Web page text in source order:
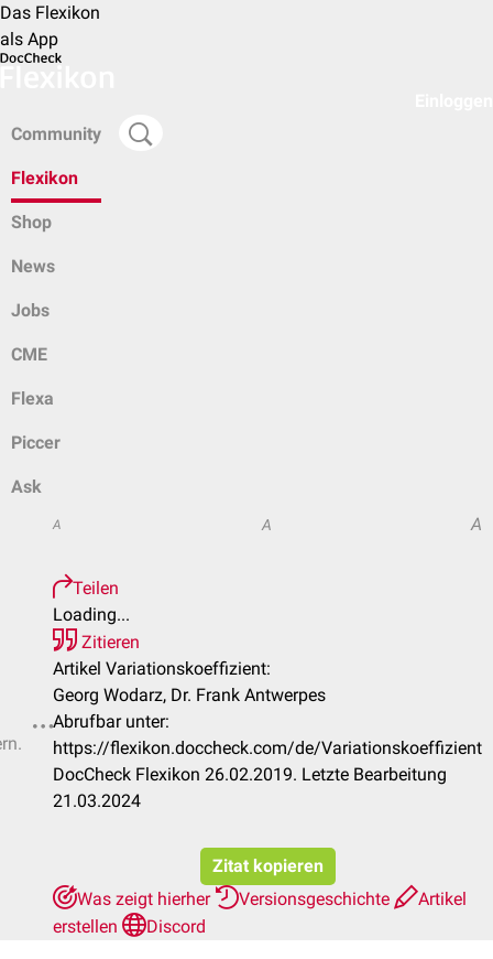
Das Flexikon
als App
Community
Flexikon
Shop
News
Jobs
CME
Flexa
Piccer
Ask
A A A
Teilen
Loading...
Zitieren
Artikel Variationskoeffizient:
Georg Wodarz, Dr. Frank Antwerpes
Abrufbar unter:
https://flexikon.doccheck.com/de/Variationskoeffizient
DocCheck Flexikon 26.02.2019. Letzte Bearbeitung
21.03.2024
Zitat kopieren
Was zeigt hierher
Versionsgeschichte
Artikel
erstellen
Discord